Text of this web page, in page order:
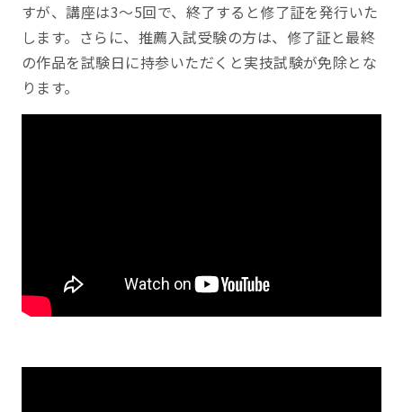
すが、講座は3〜5回で、終了すると修了証を発行いた
します。さらに、推薦入試受験の方は、修了証と最終
の作品を試験日に持参いただくと実技試験が免除とな
ります。